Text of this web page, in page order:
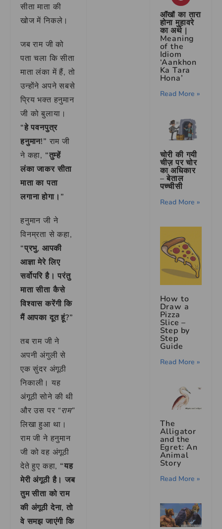
सीता माता की
खोज में निकले।
जब राम जी को
पता चला कि सीता
माता लंका में हैं, तो
उन्होंने अपने सबसे
प्रिय भक्त हनुमान
जी को बुलाया।
“हे पवनपुत्र
हनुमान!” राम जी
ने कहा, “तुम्हें
लंका जाकर सीता
माता का पता
लगाना होगा।”
हनुमान जी ने
विनम्रता से कहा,
“प्रभु, आपकी
आज्ञा मेरे लिए
सर्वोपरि है। परंतु
माता सीता कैसे
विश्वास करेंगी कि
मैं आपका दूत हूं?”
तब राम जी ने
अपनी अंगुली से
एक सुंदर अंगूठी
निकाली। यह
अंगूठी सोने की थी
और उस पर “राम”
लिखा हुआ था।
राम जी ने हनुमान
जी को वह अंगूठी
देते हुए कहा, “यह
मेरी अंगूठी है। जब
तुम सीता को राम
की अंगूठी देना, तो
वे समझ जाएंगी कि
आँखों का तारा
होना मुहावरे
का अर्थ |
Meaning
of the
Idiom
‘Aankhon
Ka Tara
Hona’
Read More »
चोरी की गयी
चीज़ पर चोर
का अधिकार
– बेताल
पच्चीसी
Read More »
How to
Draw a
Pizza
Slice –
Step by
Step
Guide
Read More »
The
Alligator
and the
Egret: An
Animal
Story
Read More »